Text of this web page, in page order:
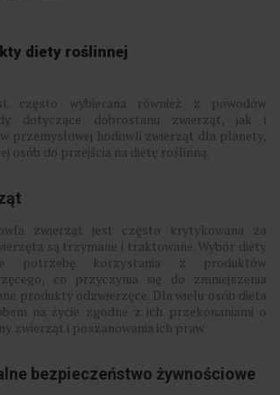
diety roślinnej
często wybierana również z powodów
dotyczące dobrostanu zwierząt, jak i
przemysłowej hodowli zwierząt dla planety,
osób do przejścia na dietę roślinną.
zwierząt jest często krytykowana za
są trzymane i traktowane. Wybór diety
potrzebę korzystania z produktów
co przyczynia się do zmniejszenia
produkty odzwierzęce. Dla wielu osób dieta
na życie zgodne z ich przekonaniami o
zwierząt i poszanowania ich praw.
bezpieczeństwo żywnościowe